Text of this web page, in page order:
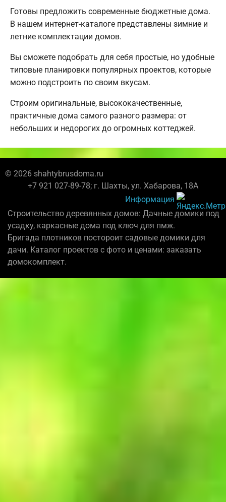
Готовы предложить современные бюджетные дома.
В нашем интернет-каталоге представлены зимние и
летние комплектации домов.
Вы сможете подобрать для себя простые, но удобные
типовые планировки популярных проектов, которые
можно подстроить по своим вкусам.
Строим оригинальные, высококачественные,
практичные дома самого разного размера: от
небольших и недорогих до огромных коттеджей.
© 2026 shahtybrusdoma.ru
+7 921 027-89-78; г. Шахты, ул. Хабарова, 18А
Информация
Строительство деревянных домов: Дачные домики под
усадку, каркасные дома под ключ для пмж.
Бригада плотников постороит садовые домики для
дачи. Каталог проектов с фото и ценами: заказать
домокомплект.